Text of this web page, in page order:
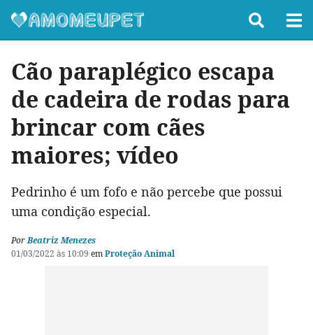
Cão paraplégico escapa
de cadeira de rodas para
brincar com cães
maiores; vídeo
Pedrinho é um fofo e não percebe que possui
uma condição especial.
PorBeatriz Menezes
01/03/2022 às 10:09 emProteção Animal